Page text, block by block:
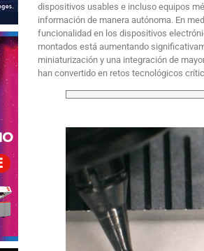
dispositivos usables e incluso equipos
información de manera autónoma. En
funcionalidad en los dispositivos
montados está aumentando
miniaturización y una integración de
han convertido en retos tecnológicos